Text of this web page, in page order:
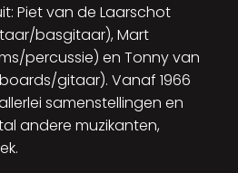
Piet van de Laarschot
basgitaar), Mart
percussie) en Tonny van
gitaar). Vanaf 1966
samenstellingen en
andere muzikanten,